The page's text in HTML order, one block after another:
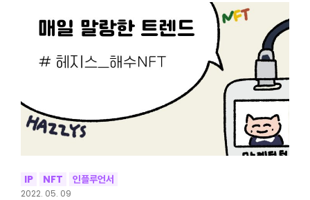
IP NFT 인플루언서
2022. 05. 09